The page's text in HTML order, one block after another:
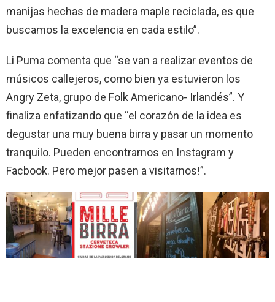
manijas hechas de madera maple reciclada, es que
buscamos la excelencia en cada estilo”.
Li Puma comenta que “se van a realizar eventos de
músicos callejeros, como bien ya estuvieron los
Angry Zeta, grupo de Folk Americano- Irlandés”. Y
finaliza enfatizando que “el corazón de la idea es
degustar una muy buena birra y pasar un momento
tranquilo. Pueden encontrarnos en Instagram y
Facbook. Pero mejor pasen a visitarnos!”.